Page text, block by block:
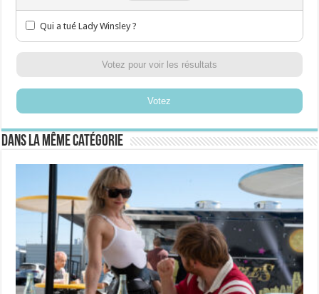
Qui a tué Lady Winsley ?
Votez pour voir les résultats
Votez
Dans la même catégorie